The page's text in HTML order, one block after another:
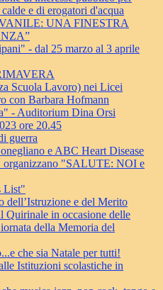
e di erogatori d'acqua
UNA FINESTRA
- dal 25 marzo al 3 aprile
Scuola Lavoro) nei Licei
con Barbara Hofmann
- Auditorium Dina Orsi
ore 20.45
guerra
e ABC Heart Disease
organizzano "SALUTE: NOI e
List"
dell’Istruzione e del Merito
Quirinale in occasione delle
della Memoria del
che sia Natale per tutti!
Istituzioni scolastiche in